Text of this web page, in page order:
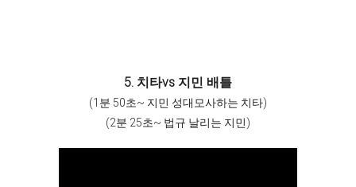
5. 치타vs 지민 배틀
(1분 50초~ 지민 성대모사하는 치타)
(2분 25초~ 법규 날리는 지민)